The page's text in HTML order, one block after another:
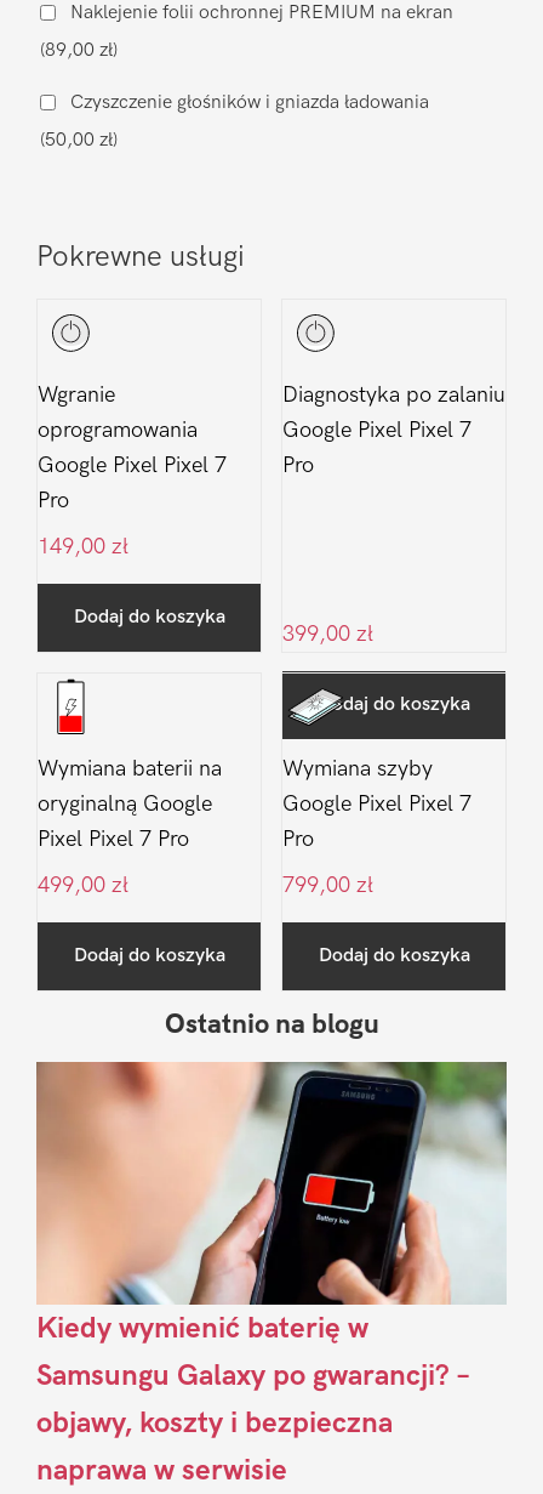
Google
Pixel
Pixel
7
Naklejenie folii ochronnej PREMIUM na ekran
(89,00 zł)
Czyszczenie głośników i gniazda ładowania
(50,00 zł)
Pokrewne usługi
Wgranie
oprogramowania
Google Pixel Pixel 7
Pro
149,00 zł
Dodaj do koszyka
Diagnostyka po zalaniu
Google Pixel Pixel 7
Pro
399,00 zł
Dodaj do koszyka
Wymiana baterii na
oryginalną Google
Pixel Pixel 7 Pro
499,00 zł
Dodaj do koszyka
Wymiana szyby
Google Pixel Pixel 7
Pro
799,00 zł
Dodaj do koszyka
Sidebar
Ostatnio na blogu
Kiedy wymienić baterię w
Samsungu Galaxy po gwarancji? –
objawy, koszty i bezpieczna
naprawa w serwisie